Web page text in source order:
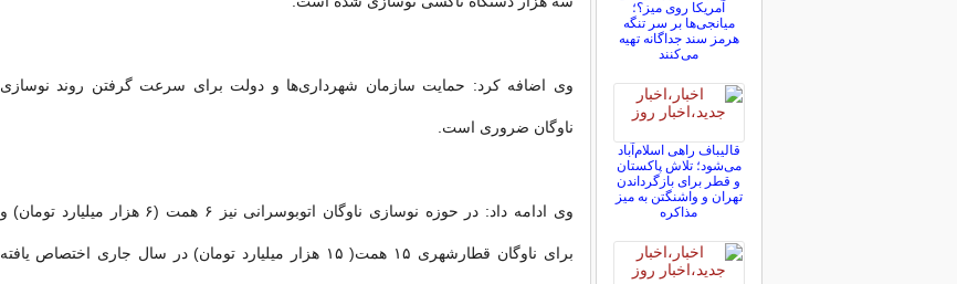
وی اضافه کرد: حمایت سازمان شهرداری‌ها و دولت برای سرعت گرفتن روند نوسازی
ناوگان ضروری است.
وی ادامه داد: در حوزه نوسازی ناوگان اتوبوسرانی نیز ۶ همت (۶ هزار میلیارد تومان) و
برای ناوگان قطارشهری ۱۵ همت( ۱۵ هزار میلیارد تومان) در سال جاری اختصاص یافته
آمریکا روی میز؟؛
میانجی‌ها بر سر تنگه
هرمز سند جداگانه تهیه
می‌کنند
قالیباف راهی اسلام‌آباد
می‌شود؛ تلاش پاکستان
و قطر برای بازگرداندن
تهران و واشنگتن به میز
مذاکره